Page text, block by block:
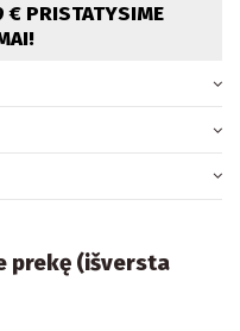
PRISTATYSIME
prekę (išversta